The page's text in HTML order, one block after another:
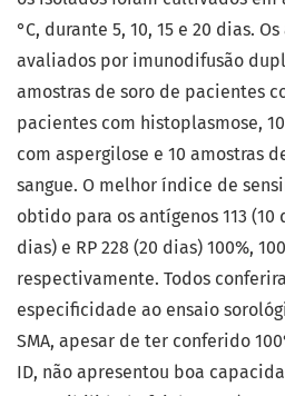
°C, durante 5, 10, 15 e 20 dias.
avaliados por imunodifusão
amostras de soro de pacientes
pacientes com histoplasmose,
com aspergilose e 10 amostras
sangue. O melhor índice de
obtido para os antígenos 113 (10
dias) e RP 228 (20 dias) 100%,
respectivamente. Todos
especificidade ao ensaio
SMA, apesar de ter conferido
ID, não apresentou boa